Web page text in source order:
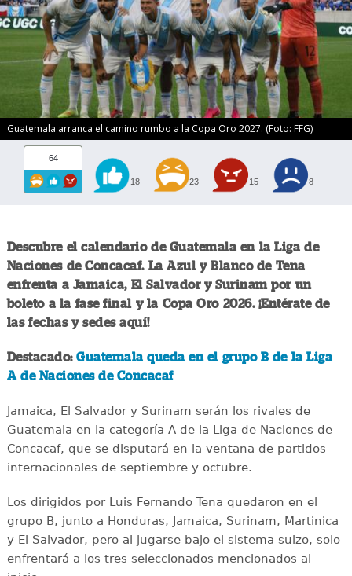
Guatemala arranca el camino rumbo a la Copa Oro 2027. (Foto: FFG)
64
18 23 15 8
Descubre el calendario de Guatemala en la Liga de
Naciones de Concacaf. La Azul y Blanco de Tena
enfrenta a Jamaica, El Salvador y Surinam por un
boleto a la fase final y la Copa Oro 2026. ¡Entérate de
las fechas y sedes aquí!
Destacado:Guatemala queda en el grupo B de la Liga
A de Naciones de Concacaf
Jamaica, El Salvador y Surinam serán los rivales de
Guatemala en la categoría A de la Liga de Naciones de
Concacaf, que se disputará en la ventana de partidos
internacionales de septiembre y octubre.
Los dirigidos por Luis Fernando Tena quedaron en el
grupo B, junto a Honduras, Jamaica, Surinam, Martinica
y El Salvador, pero al jugarse bajo el sistema suizo, solo
enfrentará a los tres seleccionados mencionados al